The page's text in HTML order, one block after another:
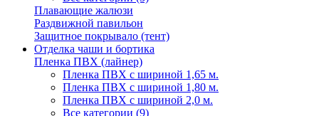
Плавающие жалюзи
Раздвижной павильон
Защитное покрывало (тент)
Отделка чаши и бортика
Пленка ПВХ (лайнер)
Пленка ПВХ с шириной 1,65 м.
Пленка ПВХ с шириной 1,80 м.
Пленка ПВХ с шириной 2,0 м.
Все категории (9)